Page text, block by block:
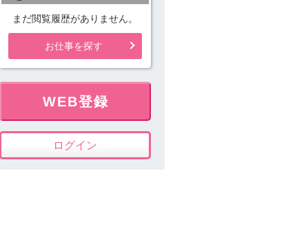
まだ閲覧履歴がありません。
お仕事を探す
WEB登録
ログイン